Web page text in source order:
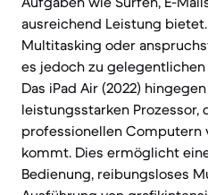
ausreichend Leistung
Multitasking oder
es jedoch zu
Das iPad Air (2022)
leistungsstarken Prozessor,
professionellen Computern
kommt. Dies ermöglicht
Bedienung, reibungsloses